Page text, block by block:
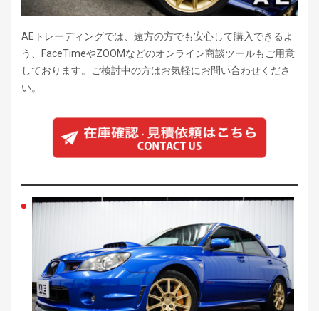
AEトレーディングでは、遠方の方でも安心して購入できるよ
う、FaceTimeやZOOMなどのオンライン商談ツールもご用意
しております。ご検討中の方はお気軽にお問い合わせくださ
い。